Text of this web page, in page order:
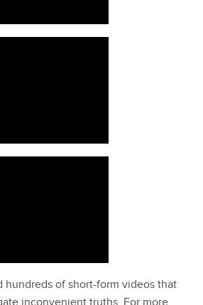
hundreds of short-form videos that